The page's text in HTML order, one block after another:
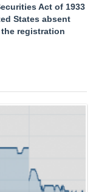
Act of 1933
States absent
registration